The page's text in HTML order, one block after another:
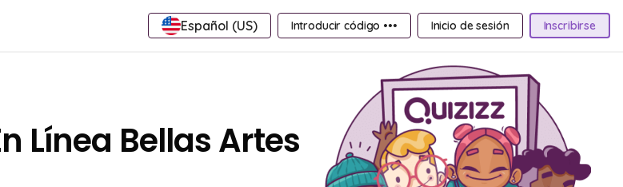
Español (US) Introducir código ••• Inicio de sesión Inscribirse
Línea Bellas Artes